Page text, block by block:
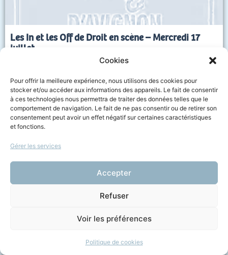
Cookies
Pour offrir la meilleure expérience, nous utilisons des cookies pour
stocker et/ou accéder aux informations des appareils. Le fait de consentir
à ces technologies nous permettra de traiter des données telles que le
comportement de navigation. Le fait de ne pas consentir ou de retirer son
consentement peut avoir un effet négatif sur certaines caractéristiques
et fonctions.
Gérer les services
Accepter
Refuser
Voir les préférences
Politique de cookies
Les In et les Off de Droit en scène – Mercredi 17
juillet
Droit en scène
Les In et les Off de Droit en scène – Mardi 16 juillet